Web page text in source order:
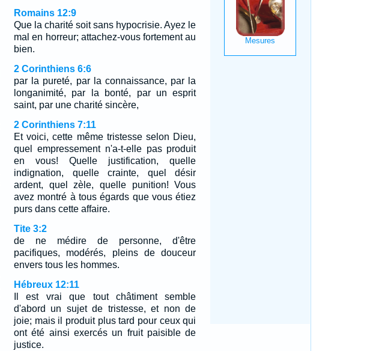
Romains 12:9
Que la charité soit sans hypocrisie. Ayez le
mal en horreur; attachez-vous fortement au
bien.
2 Corinthiens 6:6
par la pureté, par la connaissance, par la
longanimité, par la bonté, par un esprit
saint, par une charité sincère,
2 Corinthiens 7:11
Et voici, cette même tristesse selon Dieu,
quel empressement n'a-t-elle pas produit
en vous! Quelle justification, quelle
indignation, quelle crainte, quel désir
ardent, quel zèle, quelle punition! Vous
avez montré à tous égards que vous étiez
purs dans cette affaire.
Tite 3:2
de ne médire de personne, d'être
pacifiques, modérés, pleins de douceur
envers tous les hommes.
Hébreux 12:11
Il est vrai que tout châtiment semble
d'abord un sujet de tristesse, et non de
joie; mais il produit plus tard pour ceux qui
ont été ainsi exercés un fruit paisible de
justice.